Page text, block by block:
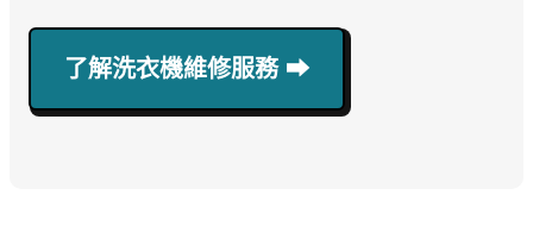
了解洗衣機維修服務 ⮕